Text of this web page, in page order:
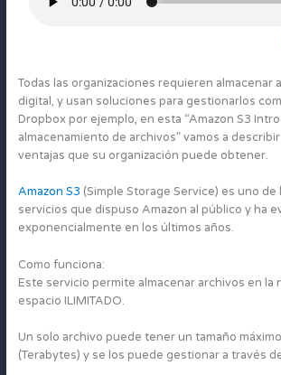
Todas las organizaciones requieren almacenar
digital, y usan soluciones para gestionarlos
Dropbox por ejemplo, en esta “Amazon S3
almacenamiento de archivos” vamos a
ventajas que su organización puede obtener.
Amazon S3 (Simple Storage Service) es uno de
servicios que dispuso Amazon al público y ha
exponencialmente en los últimos años.
Como funciona:
Este servicio permite almacenar archivos en la
espacio ILIMITADO.
Un solo archivo puede tener un tamaño
(Terabytes) y se los puede gestionar a través